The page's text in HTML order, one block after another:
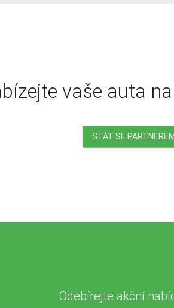
vaše auta na
STÁT SE
Odebírejte akční